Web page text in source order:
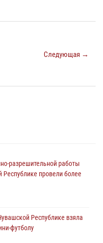
Следующая →
разрешительной работы
провели более
Республике взяла
футболу